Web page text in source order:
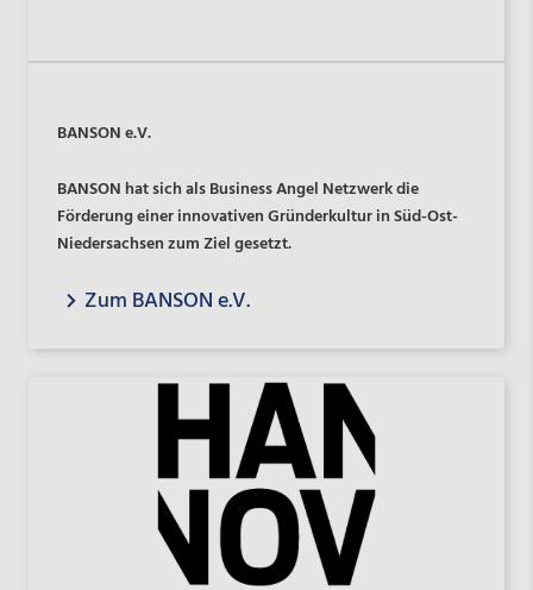
BANSON e.V.
BANSON hat sich als Business Angel Netzwerk die
Förderung einer innovativen Gründerkultur in Süd-Ost-
Niedersachsen zum Ziel gesetzt.
Zum BANSON e.V.